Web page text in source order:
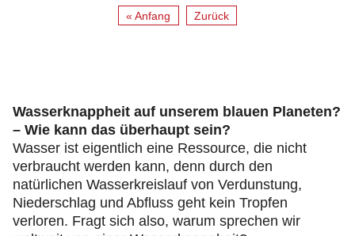
« Anfang Zurück
Wasserknappheit auf unserem blauen Planeten?
– Wie kann das überhaupt sein?
Wasser ist eigentlich eine Ressource, die nicht
verbraucht werden kann, denn durch den
natürlichen Wasserkreislauf von Verdunstung,
Niederschlag und Abfluss geht kein Tropfen
verloren. Fragt sich also, warum sprechen wir